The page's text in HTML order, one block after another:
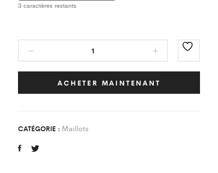
3 caractères restants
Jaune/Noir
Saclay
ACHETER MAINTENANT
CATÉGORIE : Maillots